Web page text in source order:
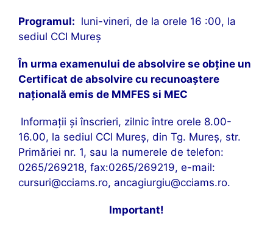
Programul: luni-vineri, de la orele 16 :00, la
sediul CCI Mureş
În urma examenului de absolvire se obţine un
Certificat de absolvire cu recunoaştere
naţională emis de MMFES si MEC
Informaţii şi înscrieri, zilnic între orele 8.00-
16.00, la sediul CCI Mureş, din Tg. Mureş, str.
Primăriei nr. 1, sau la numerele de telefon:
0265/269218, fax:0265/269219, e-mail:
cursuri@cciams.ro, ancagiurgiu@cciams.ro.
Important!